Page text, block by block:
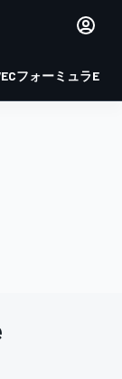
フォーミュラE